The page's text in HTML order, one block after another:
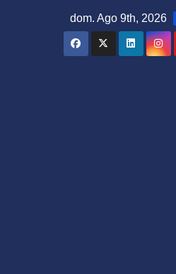
dom. Ago 9th, 2026